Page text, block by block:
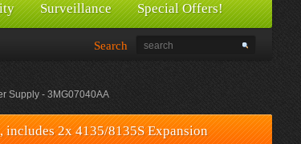
Surveillance Special Offers!
Search
Supply - 3MG07040AA
includes 2x 4135/8135S Expansion